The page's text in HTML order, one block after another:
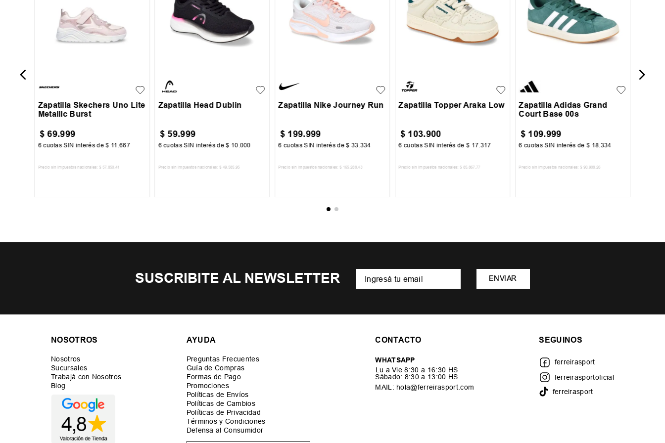
Zapatilla Skechers Uno Lite
Metallic Burst
$ 69.999
6 cuotas SIN interés de$ 11 .667
Precio sin impuestos nacionales: $ 57.850 ,41
40
Zapatilla Head Dublin
$ 59.999
6 cuotas SIN interés de$ 10 .000
Precio sin impuestos nacionales: $ 49.585 ,95
Zapatilla Nike Journey Run
$ 199.999
6 cuotas SIN interés de$ 33 334
Precio sin impuestos nacionales: $ 165 .288,43
40
Zapatilla Topper Araka Low
$ 103.900
6 cuotas SIN interés de$ 17 317
Precio sin impuestos nacionales: $ 85.867 ,77
Zapatilla Adidas Grand
Court Base 00s
$ 109.999
6 cuotas SIN interés de$ 18 334
Precio sin impuestos nacionales: $ 90.908 ,26
SUSCRIBITE AL NEWSLETTER ENVIAR
NOSOTROS
Nosotros
Sucursales
Trabajá con Nosotros
Blog
AYUDA
Preguntas Frecuentes
Guía de Compras
Formas de Pago
Promociones
Políticas de Envíos
Políticas de Cambios
Políticas de Privacidad
Términos y Condiciones
Defensa al Consumidor
CONTACTO
WHATSAPP
Lu a Vie 8:30 a 16:30 HS
Sábado: 8:30 a 13:00 HS
MAIL: hola@ferreirasport.com
SEGUINOS
ferreirasport
ferreirasportoficial
ferreirasport